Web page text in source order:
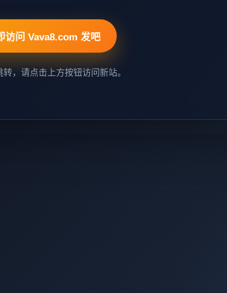
访问 Vava8.com 发吧
，请点击上方按钮访问新站。